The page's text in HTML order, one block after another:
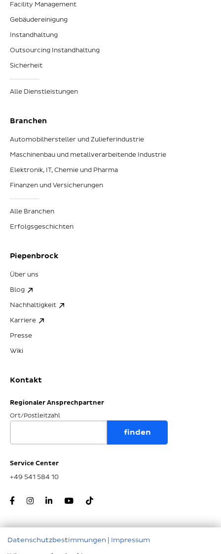
Facility Management
Gebäudereinigung
Instandhaltung
Outsourcing Instandhaltung
Sicherheit
Alle Dienstleistungen
Branchen
Automobilhersteller und Zulieferindustrie
Maschinenbau und metallverarbeitende Industrie
Elektronik, IT, Chemie und Pharma
Finanzen und Versicherungen
Alle Branchen
Erfolgsgeschichten
Piepenbrock
Über uns
Blog
Nachhaltigkeit
Karriere
Presse
Wiki
Kontakt
Regionaler Ansprechpartner
Ort/Postleitzahl
Service Center
+49 541 584 10
Datenschutzbestimmungen | Impressum